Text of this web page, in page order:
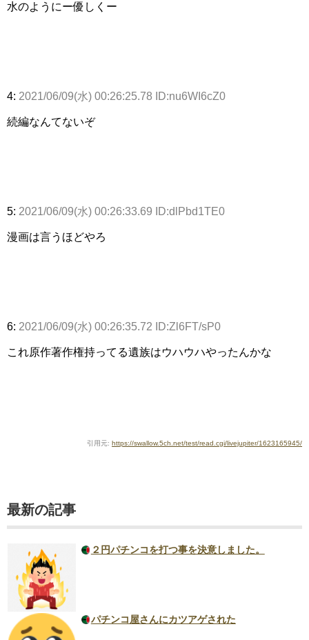
水のようにー優しくー
4: 2021/06/09(水) 00:26:25.78 ID:nu6WI6cZ0
続編なんてないぞ
5: 2021/06/09(水) 00:26:33.69 ID:dlPbd1TE0
漫画は言うほどやろ
6: 2021/06/09(水) 00:26:35.72 ID:Zl6FT/sP0
これ原作著作権持ってる遺族はウハウハやったんかな
引用元: https://swallow.5ch.net/test/read.cgi/livejupiter/1623165945/
最新の記事
２円パチンコを打つ事を決意しました。
パチンコ屋さんにカツアゲされた